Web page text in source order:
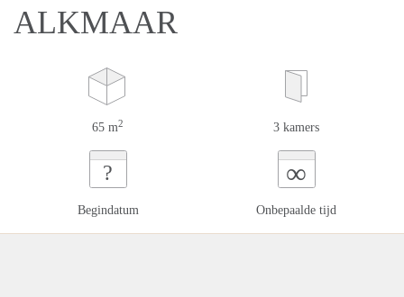
ALKMAAR
65 m2 3 kamers
?
Begindatum
∞
Onbepaalde tijd